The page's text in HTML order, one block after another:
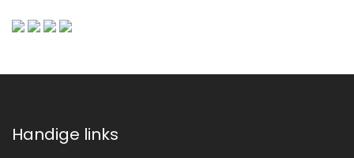
Handige links